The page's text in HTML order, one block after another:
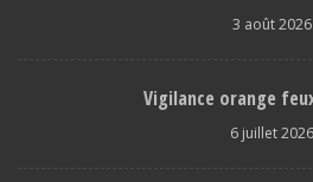
3 août 2026
Vigilance orange
6 juillet 2026